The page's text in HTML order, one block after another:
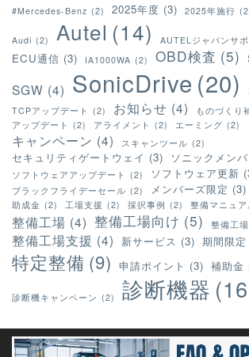
#Mercedes-Benz (2) 2025年度 (3) 2025年施行
Audi (2) Autel (14) AUTELジャパンサポ
ECU通信 (3) IA1000WA (2) OBD検査 (5)
SGW (4) SonicDrive (20)
TCPアップデート (2) お知らせ (4) ものづくり
アップデート (2) アライメント (2) エーミング (2)
キャンペーン (4) スキャンツール (2)
セキュリティゲートウェイ (3) ソニックメン
ソフトウェアアップデート (2) ソフトウェア更新
ブラックフライデーセール (2) メンバーズ限定 (3)
助成金 (2) 工場支援 (2) 採択事例 (2) 整備マニュア
整備工場 (4) 整備工場向け (5) 整備工
整備工場支援 (4) 新サービス (3) 期間限定
特定整備 (9) 申請ポイント (3) 補助金
診断機キャンペーン (2) 診断機器